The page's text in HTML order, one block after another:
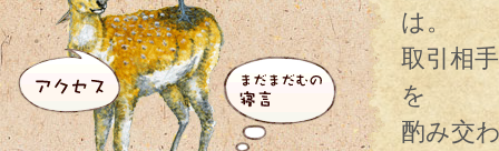
は。
取引相
を
酌み交